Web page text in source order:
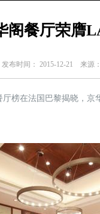
阁餐厅荣膺
发布时间： 2015-12-21 来源
榜在法国巴黎揭晓，